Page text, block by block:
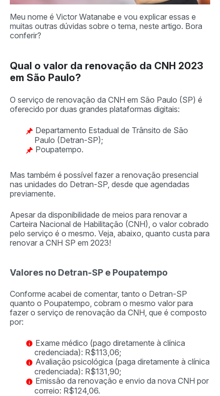
Meu nome é Victor Watanabe e vou explicar essas e
muitas outras dúvidas sobre o tema, neste artigo. Bora
conferir?
Qual o valor da renovação da CNH 2023
em São Paulo?
O serviço de renovação da CNH em São Paulo (SP) é
oferecido por duas grandes plataformas digitais:
Departamento Estadual de Trânsito de São
Paulo (Detran-SP);
Poupatempo.
Mas também é possível fazer a renovação presencial
nas unidades do Detran-SP, desde que agendadas
previamente.
Apesar da disponibilidade de meios para renovar a
Carteira Nacional de Habilitação (CNH), o valor cobrado
pelo serviço é o mesmo. Veja, abaixo, quanto custa para
renovar a CNH SP em 2023!
Valores no Detran-SP e Poupatempo
Conforme acabei de comentar, tanto o Detran-SP
quanto o Poupatempo, cobram o mesmo valor para
fazer o serviço de renovação da CNH, que é composto
por:
Exame médico (pago diretamente à clínica
credenciada): R$113,06;
Avaliação psicológica (paga diretamente à clínica
credenciada): R$131,90;
Emissão da renovação e envio da nova CNH por
correio: R$124,06.